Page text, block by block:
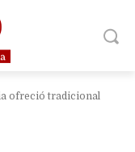
ofreció tradicional